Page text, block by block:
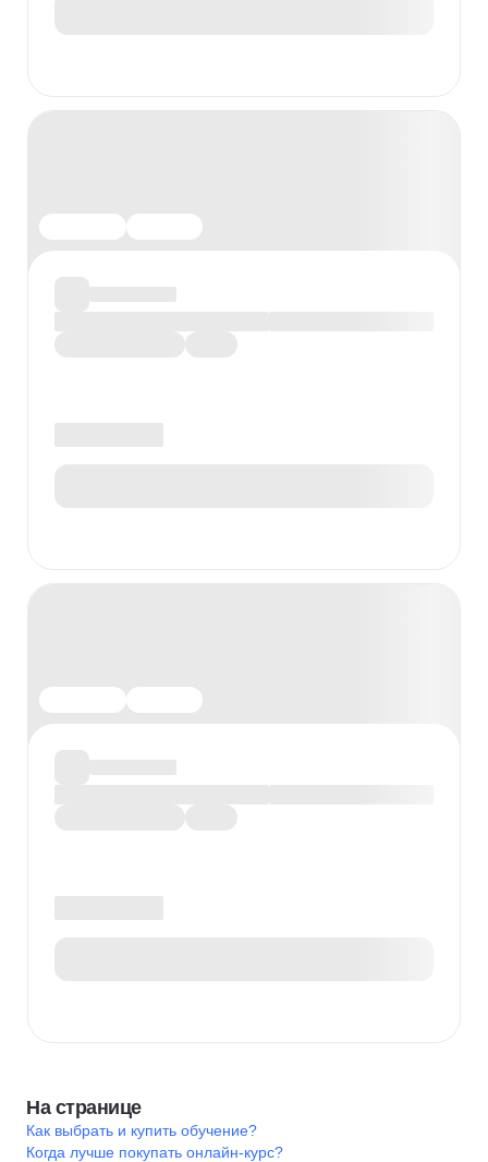
На странице
Как выбрать и купить обучение?
Когда лучше покупать онлайн-курс?